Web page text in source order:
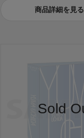
商品詳細を見る